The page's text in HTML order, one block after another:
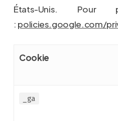
États-Unis. Pour
: policies.google.com/
Cookie
_ga